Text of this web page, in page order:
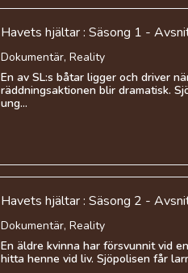
Havets hjältar : Säsong 1 -
Dokumentär, Reality
En av SL:s båtar ligger och driver
räddningsaktionen blir dramatisk.
ung...
Havets hjältar : Säsong 2 -
Dokumentär, Reality
En äldre kvinna har försvunnit vid
hitta henne vid liv. Sjöpolisen får